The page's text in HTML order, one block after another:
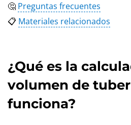
🤔 Preguntas frecuentes
📋 Materiales relacionados
¿Qué es la
volumen de
funciona?